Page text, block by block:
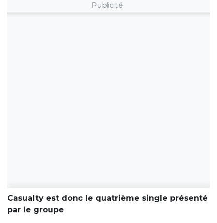
Publicité
Casualty est donc le quatrième single présenté
par le groupe